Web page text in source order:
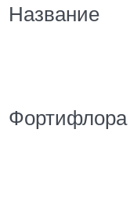
Название
Фортифлора